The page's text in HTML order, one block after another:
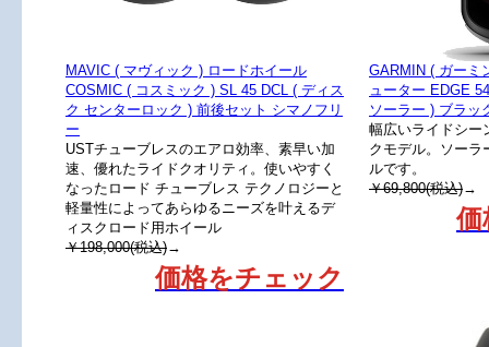
MAVIC ( マヴィック ) ロードホイール
COSMIC ( コスミック ) SL 45 DCL ( ディス
ク センターロック ) 前後セット シマノフリ
ー
USTチューブレスのエアロ効率、素早い加
速、優れたライドクオリティ。使いやすく
なったロード チューブレス テクノロジーと
軽量性によってあらゆるニーズを叶えるデ
ィスクロード用ホイール
￥198,000(税込)→
価格をチェック
GARMIN ( ガーミ
ューター EDGE
ソーラー ) ブラッ
幅広いライドシー
クモデル。ソーラ
ルです。
￥69,800(税込)→
価